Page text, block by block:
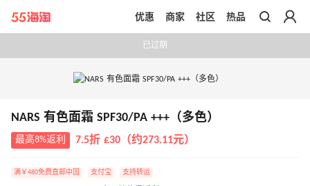
带你去官网买正品
优惠 商家 社区 热品
已过期
NARS 有色面霜 SPF30/PA +++（多色）
最高8%返利 7.5折 £30（约273.11元）
满￥480免费直邮中国 支付宝 支持转运